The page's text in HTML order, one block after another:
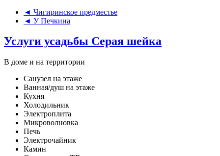
◄ Чигиринское предместье
◄ У Печкина
Услуги усадьбы Серая шейка
В доме и на территории
Санузел на этаже
Ванная/душ на этаже
Кухня
Холодильник
Электроплита
Микроволновка
Печь
Электрочайник
Камин